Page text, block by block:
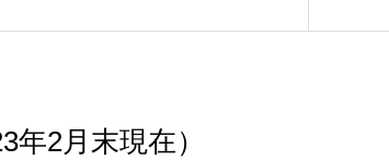
年2月末現在）